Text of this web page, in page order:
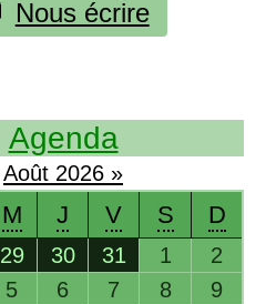
Nous écrire
Agenda
Août 2026 »
M J V S D
29 30 31 1
2
5 6 7 8
9